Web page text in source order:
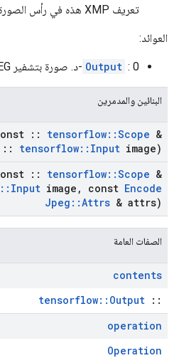
تعريف XMP هذه في رأس الصورة.
العوائد:
Output : 0-د. صورة بتشفير JPEG.
البنائين والمدمرين
:: tensorflow::Scope &
:: tensorflow:: Input image)
:: tensorflow::Scope &
:: Input image , const Encode
Jpeg ::Attrs & attrs)
الصفات العامة
contents
::
tensorflow::Output
operation
Operation